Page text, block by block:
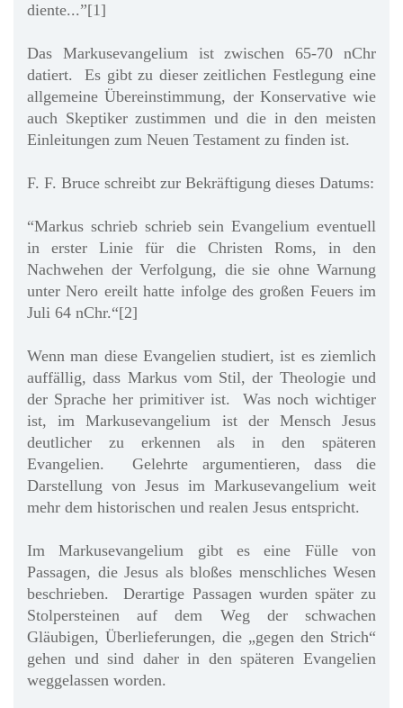
diente...”[1]
Das Markusevangelium ist zwischen 65-70 nChr
datiert. Es gibt zu dieser zeitlichen Festlegung eine
allgemeine Übereinstimmung, der Konservative wie
auch Skeptiker zustimmen und die in den meisten
Einleitungen zum Neuen Testament zu finden ist.
F. F. Bruce schreibt zur Bekräftigung dieses Datums:
“Markus schrieb schrieb sein Evangelium eventuell
in erster Linie für die Christen Roms, in den
Nachwehen der Verfolgung, die sie ohne Warnung
unter Nero ereilt hatte infolge des großen Feuers im
Juli 64 nChr.“[2]
Wenn man diese Evangelien studiert, ist es ziemlich
auffällig, dass Markus vom Stil, der Theologie und
der Sprache her primitiver ist. Was noch wichtiger
ist, im Markusevangelium ist der Mensch Jesus
deutlicher zu erkennen als in den späteren
Evangelien. Gelehrte argumentieren, dass die
Darstellung von Jesus im Markusevangelium weit
mehr dem historischen und realen Jesus entspricht.
Im Markusevangelium gibt es eine Fülle von
Passagen, die Jesus als bloßes menschliches Wesen
beschrieben. Derartige Passagen wurden später zu
Stolpersteinen auf dem Weg der schwachen
Gläubigen, Überlieferungen, die „gegen den Strich“
gehen und sind daher in den späteren Evangelien
weggelassen worden.